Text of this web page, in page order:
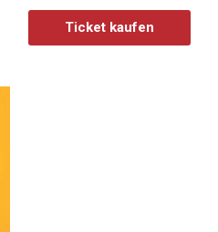
Ticket kaufen